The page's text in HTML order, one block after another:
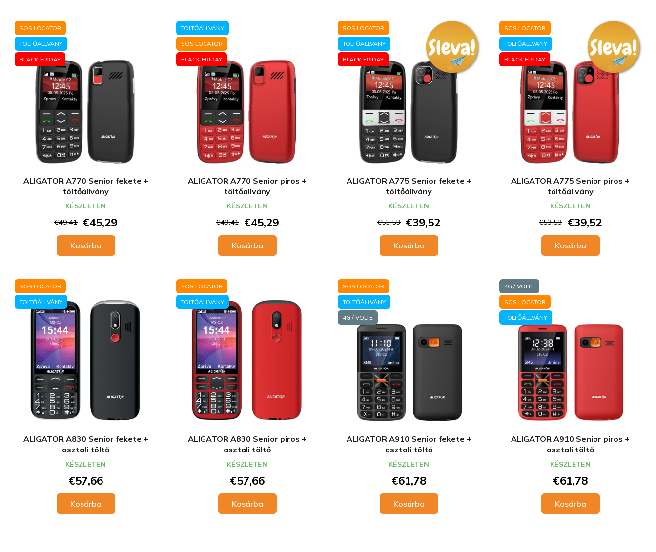
SOS LOCATOR
TÖLTŐÁLLVÁNY
BLACK FRIDAY
ALIGATOR A770 Senior fekete +
töltőállvány
€49,41 €45,29
Kosárba
KÉSZLETEN
TÖLTŐÁLLVÁNY
SOS LOCATOR
BLACK FRIDAY
ALIGATOR A770 Senior piros +
töltőállvány
€49,41 €45,29
Kosárba
KÉSZLETEN
SOS LOCATOR
TÖLTŐÁLLVÁNY
BLACK FRIDAY
ALIGATOR A775 Senior fekete +
töltőállvány
€53,53 €39,52
Kosárba
KÉSZLETEN
SOS LOCATOR
TÖLTŐÁLLVÁNY
BLACK FRIDAY
ALIGATOR A775 Senior piros +
töltőállvány
€53,53 €39,52
Kosárba
KÉSZLETEN
SOS LOCATOR
TÖLTŐÁLLVÁNY
ALIGATOR A830 Senior fekete +
asztali töltő
€57,66
Kosárba
KÉSZLETEN
SOS LOCATOR
TÖLTŐÁLLVÁNY
ALIGATOR A830 Senior piros +
asztali töltő
€57,66
Kosárba
KÉSZLETEN
SOS LOCATOR
TÖLTŐÁLLVÁNY
4G / VOLTE
ALIGATOR A910 Senior fekete +
asztali töltő
€61,78
Kosárba
KÉSZLETEN
4G / VOLTE
SOS LOCATOR
TÖLTŐÁLLVÁNY
ALIGATOR A910 Senior piros +
asztali töltő
€61,78
Kosárba
KÉSZLETEN